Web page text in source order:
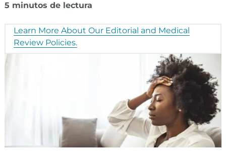
5 minutos de lectura
Learn More About Our Editorial and Medical
Review Policies.